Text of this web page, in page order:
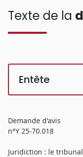
Texte de la
Entête
Demande d'avis
n°Y 25-70.018
Juridiction : le